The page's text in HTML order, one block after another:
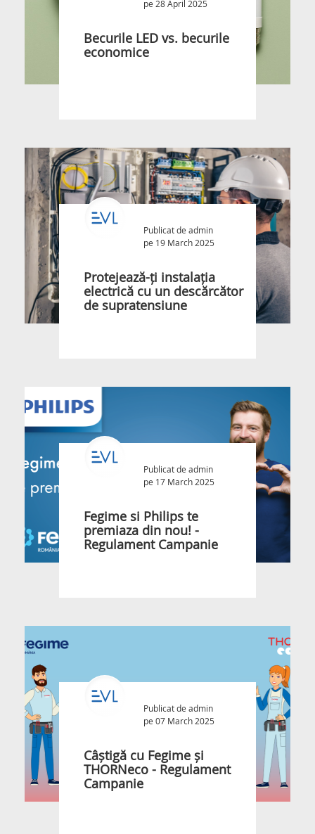
pe 28 April 2025
Becurile LED vs. becurile
economice
Publicat de admin
pe 19 March 2025
Protejează-ți instalația
electrică cu un descărcător
de supratensiune
Publicat de admin
pe 17 March 2025
Fegime si Philips te
premiaza din nou! -
Regulament Campanie
Publicat de admin
pe 07 March 2025
Câștigă cu Fegime și
THORNeco - Regulament
Campanie